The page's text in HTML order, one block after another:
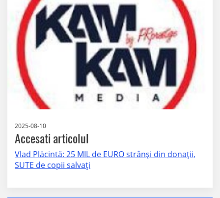
2025-08-10
Accesati articolul
Vlad Plăcintă: 25 MIL de EURO strânși din donații,
SUTE de copii salvați